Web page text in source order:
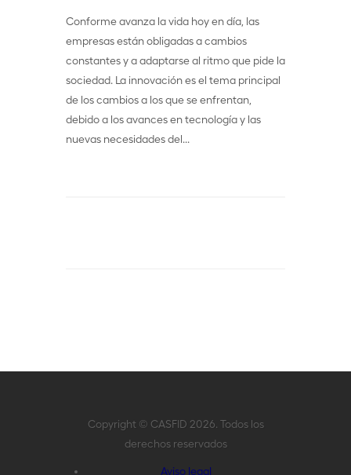
Conforme avanza la vida hoy en día, las
empresas están obligadas a cambios
constantes y a adaptarse al ritmo que pide la
sociedad. La innovación es el tema principal
de los cambios a los que se enfrentan,
debido a los avances en tecnología y las
nuevas necesidades del...
Copyright © CASFID 2026. Todos los
derechos reservados
Aviso legal